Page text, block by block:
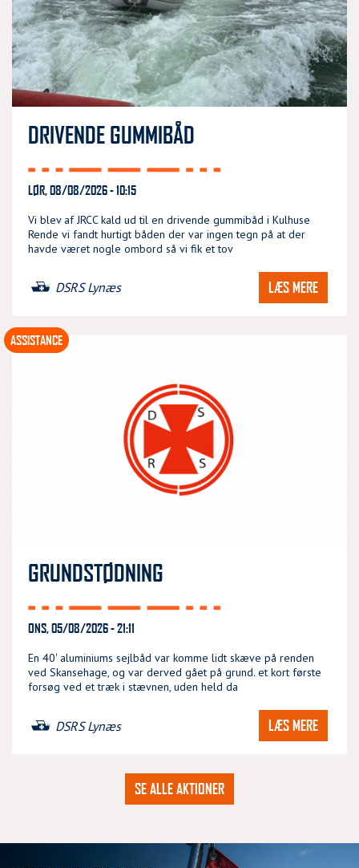
DRIVENDE GUMMIBÅD
LØR, 08/08/2026 - 10:15
Vi blev af JRCC kald ud til en drivende gummibåd i Kulhuse
Rende vi fandt hurtigt båden der var ingen tegn på at der
havde været nogle ombord så vi fik et tov
DSRS Lynæs LÆS MERE
GRUNDSTØDNING
ONS, 05/08/2026 - 21:11
En 40' aluminiums sejlbåd var komme lidt skæve på renden
ved Skansehage, og var derved gået på grund. et kort første
forsøg ved et træk i stævnen, uden held da
DSRS Lynæs LÆS MERE
ASSISTANCE
SE ALLE AKTIONER